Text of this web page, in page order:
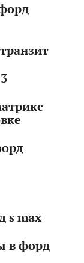
s max
в форд